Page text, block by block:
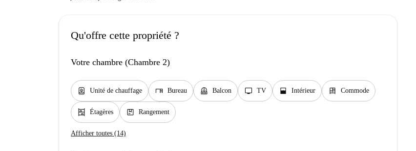
Qu'offre cette propriété ?
Votre chambre (Chambre 2)
water_heater Unité de chauffage desk Bureau balcony Balcon tv TV window_open Intérieur dresser Commode
shelves Étagères package Rangement
Afficher toutes (14)